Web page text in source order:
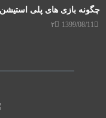
چگونه بازی های پلی استیشن
1399/08/11 ۲